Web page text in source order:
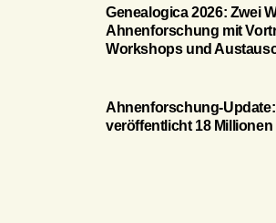
Genealogica 2026: Zwei
Ahnenforschung mit
Workshops und
Ahnenforschung-
veröffentlicht 18